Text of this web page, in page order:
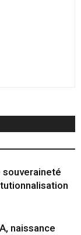
souveraineté
naissance